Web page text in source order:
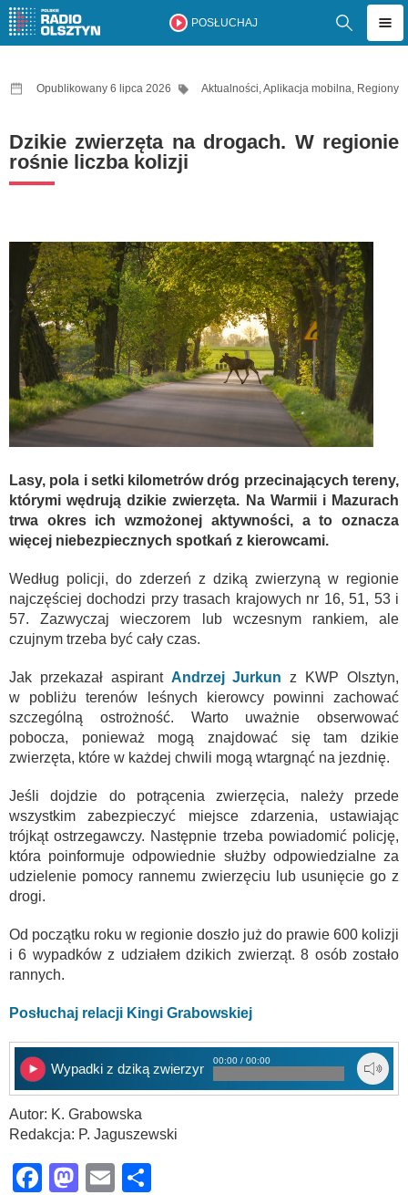
POSŁUCHAJ
Opublikowany 6 lipca 2026 Aktualności,Aplikacja mobilna, Regiony
Dzikie zwierzęta na drogach. W regionie
rośnie liczba kolizji
Lasy, pola i setki kilometrów dróg przecinających tereny,
którymi wędrują dzikie zwierzęta. Na Warmii i Mazurach
trwa okres ich wzmożonej aktywności, a to oznacza
więcej niebezpiecznych spotkań z kierowcami.
Według policji, do zderzeń z dziką zwierzyną w regionie
najczęściej dochodzi przy trasach krajowych nr 16, 51, 53 i
57. Zazwyczaj wieczorem lub wczesnym rankiem, ale
czujnym trzeba być cały czas.
Jak przekazał aspirant Andrzej Jurkun z KWP Olsztyn,
w pobliżu terenów leśnych kierowcy powinni zachować
szczególną ostrożność. Warto uważnie obserwować
pobocza, ponieważ mogą znajdować się tam dzikie
zwierzęta, które w każdej chwili mogą wtargnąć na jezdnię.
Jeśli dojdzie do potrącenia zwierzęcia, należy przede
wszystkim zabezpieczyć miejsce zdarzenia, ustawiając
trójkąt ostrzegawczy. Następnie trzeba powiadomić policję,
która poinformuje odpowiednie służby odpowiedzialne za
udzielenie pomocy rannemu zwierzęciu lub usunięcie go z
drogi.
Od początku roku w regionie doszło już do prawie 600 kolizji
i 6 wypadków z udziałem dzikich zwierząt. 8 osób zostało
rannych.
Posłuchaj relacji Kingi Grabowskiej
Wypadki z dziką zwierzyną
00:00 / 00:00
Autor: K. Grabowska
Redakcja: P. Jaguszewski
Facebook
Mastodon
Email